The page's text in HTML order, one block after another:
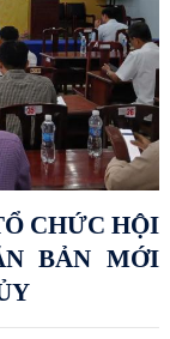
CHỨC HỘI
BẢN MỚI